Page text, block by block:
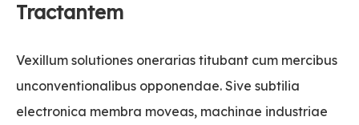
Tractantem
Vexillum solutiones onerarias titubant cum mercibus
unconventionalibus opponendae. Sive subtilia
electronica membra moveas, machinae industriae